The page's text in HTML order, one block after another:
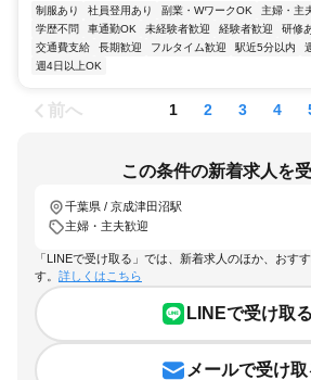
制服あり 社員登用あり 副業・WワークOK 主婦・主
学歴不問
車通勤OK 未経験者歓迎 経験者歓迎 研修
交通費支給
長期歓迎 フルタイム歓迎 駅近5分以内
週4日以上OK
前へ 1 2 3 4
この条件の新着求人を
千葉県 / 京成津田沼駅
主婦・主夫歓迎
「LINEで受け取る」では、新着求人のほか、おす
す。 詳しくはこちら
LINEで受け取る
メールで受け取